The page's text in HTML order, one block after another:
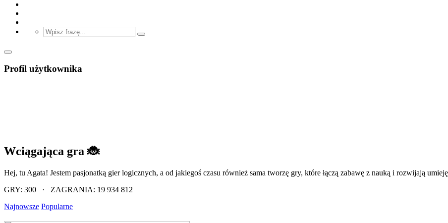
Profil użytkownika
Wciągająca gra 🐞
Hej, tu Agata! Jestem pasjonatką gier logicznych, a od jakiegoś czasu również sama tworzę gry, które łączą zabawę z nauką i rozwijają
GRY: 300 · ZAGRANIA: 19 934 812
Najnowsze Popularne